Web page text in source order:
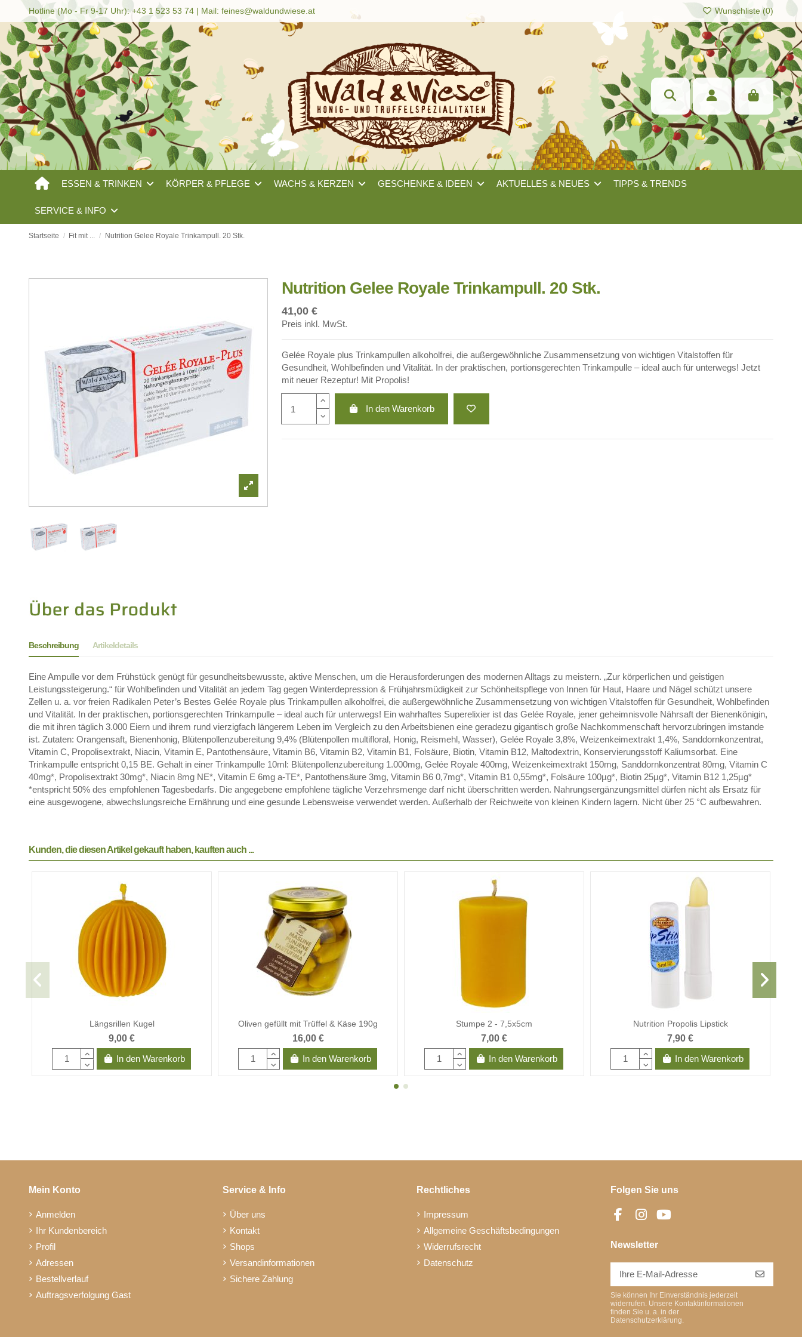
Hotline (Mo - Fr 9-17 Uhr): +43 1 523 53 74 | Mail:feines@waldundwiese.at Wunschliste (0)
ESSEN & TRINKEN KÖRPER & PFLEGE WACHS & KERZEN GESCHENKE & IDEEN AKTUELLES & NEUES TIPPS & TRENDS
SERVICE & INFO
Startseite Fit mit ... Nutrition Gelee Royale Trinkampull. 20 Stk.
Nutrition Gelee Royale Trinkampull. 20 Stk.
41,00 €
Preis inkl. MwSt.
Gelée Royale plus Trinkampullen alkoholfrei, die außergewöhnliche Zusammensetzung von wichtigen Vitalstoffen für
Gesundheit, Wohlbefinden und Vitalität. In der praktischen, portionsgerechten Trinkampulle – ideal auch für unterwegs! Jetzt
mit neuer Rezeptur! Mit Propolis!
In den Warenkorb
Beschreibung Artikeldetails
Eine Ampulle vor dem Frühstück genügt für gesundheitsbewusste, aktive Menschen, um die Herausforderungen des modernen Alltags zu meistern. „Zur körperlichen und geistigen
Leistungssteigerung.“ für Wohlbefinden und Vitalität an jedem Tag gegen Winterdepression & Frühjahrsmüdigkeit zur Schönheitspflege von Innen für Haut, Haare und Nägel schützt unsere
Zellen u. a. vor freien Radikalen Peter’s Bestes Gelée Royale plus Trinkampullen alkoholfrei, die außergewöhnliche Zusammensetzung von wichtigen Vitalstoffen für Gesundheit, Wohlbefinden
und Vitalität. In der praktischen, portionsgerechten Trinkampulle – ideal auch für unterwegs! Ein wahrhaftes Superelixier ist das Gelée Royale, jener geheimnisvolle Nährsaft der Bienenkönigin,
die mit ihren täglich 3.000 Eiern und ihrem rund vierzigfach längerem Leben im Vergleich zu den Arbeitsbienen eine geradezu gigantisch große Nachkommenschaft hervorzubringen imstande
ist. Zutaten: Orangensaft, Bienenhonig, Blütenpollenzubereitung 9,4% (Blütenpollen multifloral, Honig, Reismehl, Wasser), Gelée Royale 3,8%, Weizenkeimextrakt 1,4%, Sanddornkonzentrat,
Vitamin C, Propolisextrakt, Niacin, Vitamin E, Pantothensäure, Vitamin B6, Vitamin B2, Vitamin B1, Folsäure, Biotin, Vitamin B12, Maltodextrin, Konservierungsstoff Kaliumsorbat. Eine
Trinkampulle entspricht 0,15 BE. Gehalt in einer Trinkampulle 10ml: Blütenpollenzubereitung 1.000mg, Gelée Royale 400mg, Weizenkeimextrakt 150mg, Sanddornkonzentrat 80mg, Vitamin C
40mg*, Propolisextrakt 30mg*, Niacin 8mg NE*, Vitamin E 6mg a-TE*, Pantothensäure 3mg, Vitamin B6 0,7mg*, Vitamin B1 0,55mg*, Folsäure 100µg*, Biotin 25µg*, Vitamin B12 1,25µg*
*entspricht 50% des empfohlenen Tagesbedarfs. Die angegebene empfohlene tägliche Verzehrsmenge darf nicht überschritten werden. Nahrungsergänzungsmittel dürfen nicht als Ersatz für
eine ausgewogene, abwechslungsreiche Ernährung und eine gesunde Lebensweise verwendet werden. Außerhalb der Reichweite von kleinen Kindern lagern. Nicht über 25 °C aufbewahren.
Kunden, die diesen Artikel gekauft haben, kauften auch ...
Längsrillen Kugel
9,00 €
In den Warenkorb
Oliven gefüllt mit Trüffel & Käse 190g
16,00 €
In den Warenkorb
Stumpe 2 - 7,5x5cm
7,00 €
In den Warenkorb
Nutrition Propolis Lipstick
7,90 €
In den Warenkorb
Mein Konto
Anmelden
Ihr Kundenbereich
Profil
Adressen
Bestellverlauf
Auftragsverfolgung Gast
Service & Info
Über uns
Kontakt
Shops
Versandinformationen
Sichere Zahlung
Rechtliches
Impressum
Allgemeine Geschäftsbedingungen
Widerrufsrecht
Datenschutz
Folgen Sie uns
Newsletter
Sie können Ihr Einverständnis jederzeit
widerrufen. Unsere Kontaktinformationen
finden Sie u. a. in der
Datenschutzerklärung.